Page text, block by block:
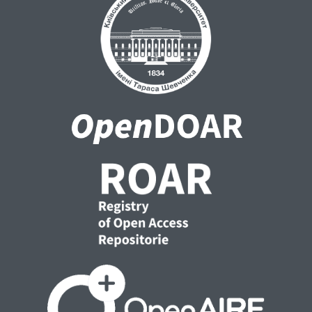
Ключові слова: колабораційна діяльність,
інформаційна діяльність, пропаганда,
стандарти освіти, заходи політичного
характеру, мета.